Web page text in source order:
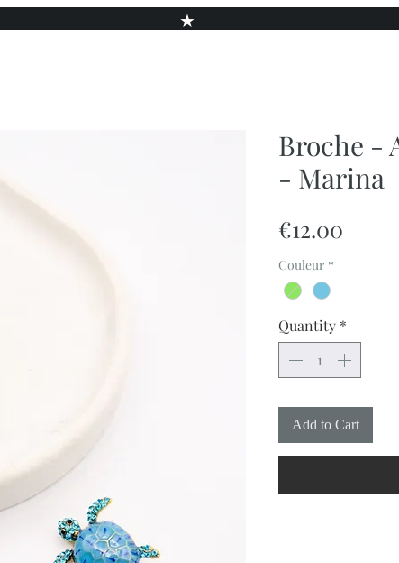
Broche -
- Marina
€12.00
Couleur *
Quantity *
Add to Cart
★